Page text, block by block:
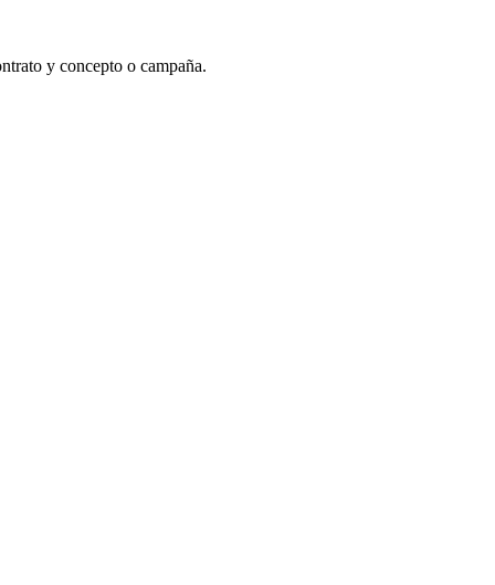
y concepto o campaña.